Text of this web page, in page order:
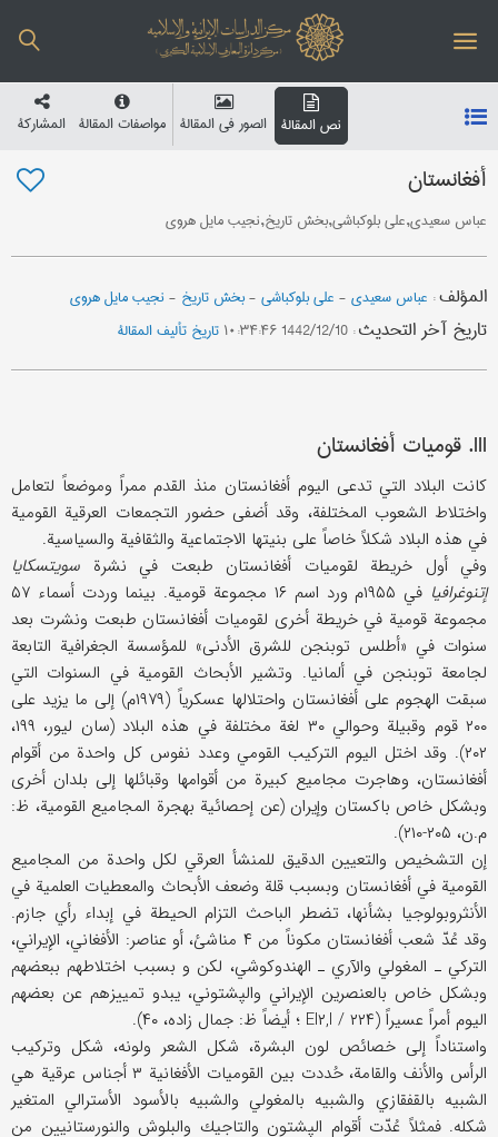
نص المقالة الصور في المقالة مواصفات المقالة المشارکة
أفغانستان
عباس سعیدی,علی بلوکباشی,بخش تاریخ,نجیب مایل هروی
المؤلف: عباس سعیدي - علي بلوکباشي -بخش تاریخ - نجیب مایل هروی
تاریخ آخر التحدیث: 1442/12/10 ۱۰:۳۴:۴۶ تاریخ تألیف المقالة
III. قوميات أفغانستان
كانت البلاد التي تدعى اليوم أفغانستان منذ القدم ممراً وموضعاً لتعامل
واختلاط الشعوب المختلفة، وقد أضفى حضور التجمعات العرقية القومية
في هذه البلاد شكلاً خاصاً على بنيتها الاجتماعية والثقافية والسياسية.
وفي أول خريطة لقوميات أفغانستان طبعت في نشرة سويتسكايا
إتنوغرافيا
في ۱۹۵۵م ورد اسم ۱۶ مجموعة قومية. بينما وردت أسماء ۵۷
مجموعة قومية في خريطة أخرى لقوميات أفغانستان طبعت ونشرت بعد
سنوات في «أطلس توبنجن للشرق الأدنى» للمؤسسة الجغرافية التابعة
لجامعة توبنجن في ألمانيا. وتشير الأبحاث القومية في السنوات التي
سبقت الهجوم على أفغانستان واحتلالها عسكرياً (۱۹۷۹م) إلى ما يزيد على
۲۰۰ قوم وقبيلة وحوالي ۳۰ لغة مختلفة في هذه البلاد (سان ليور، ۱۹۹،
۲۰۲). وقد اختل اليوم التركيب القومي وعدد نفوس كل واحدة من أقوام
أفغانستان، وهاجرت مجاميع كبيرة من أقوامها وقبائلها إلى بلدان أخرى
وبشكل خاص باكستان وإيران (عن إحصائية بهجرة المجاميع القومية، ظ:
م.ن، ۲۰۵-۲۱۰).
إن التشخيص والتعيين الدقيق للمنشأ العرقي لكل واحدة من المجاميع
القومية في أفغانستان وبسبب قلة وضعف الأبحاث والمعطيات العلمية في
الأنثروبولوجيا بشأنها، تضطر الباحث التزام الحيطة في إبداء رأي جازم.
وقد عُدّ شعب أفغانستان مكوناً من ۴ مناشئ، أو عناصر: الأفغاني، الإيراني،
التركي ـ المغولي والآري ـ الهندوكوشي، لكن و بسبب اختلاطهم ببعضهم
وبشكل خاص بالعنصرين الإيراني والپشتوني، يبدو تمييزهم عن بعضهم
اليوم أمراً عسيراً (EI۲,I / ۲۲۴ ؛ أيضاً ظ: جمال زاده، ۴۰).
واستناداً إلى خصائص لون البشرة، شكل الشعر ولونه، شكل وتركيب
الرأس والأنف والقامة، حُددت بين القوميات الأفغانية ۳ أجناس عرقية هي
الشبيه بالقفقازي والشبيه بالمغولي والشبيه بالأسود الأسترالي المتغير
شكله. فمثلاً عُدّت أقوام الپشتون والتاجيك والبلوش والنورستانيين من